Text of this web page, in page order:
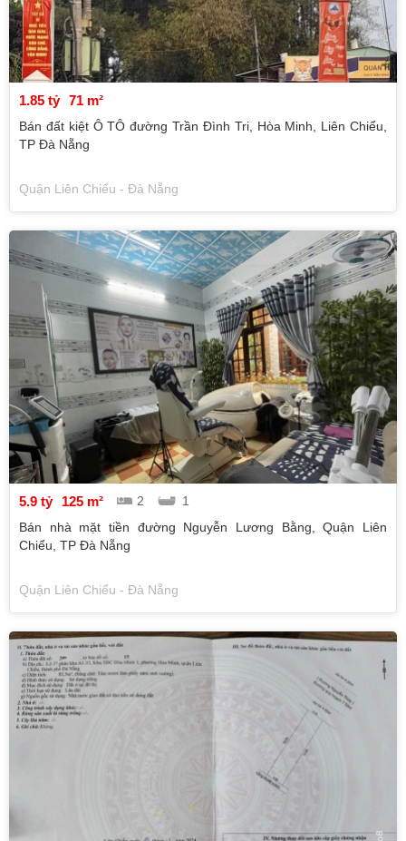
1.85 tỷ 71 m²
Bán đất kiệt Ô TÔ đường Trần Đình Tri, Hòa Minh, Liên Chiểu,
TP Đà Nẵng
Quận Liên Chiểu - Đà Nẵng
5.9 tỷ 125 m² 2
1
Bán nhà mặt tiền đường Nguyễn Lương Bằng, Quận Liên
Chiểu, TP Đà Nẵng
Quận Liên Chiểu - Đà Nẵng